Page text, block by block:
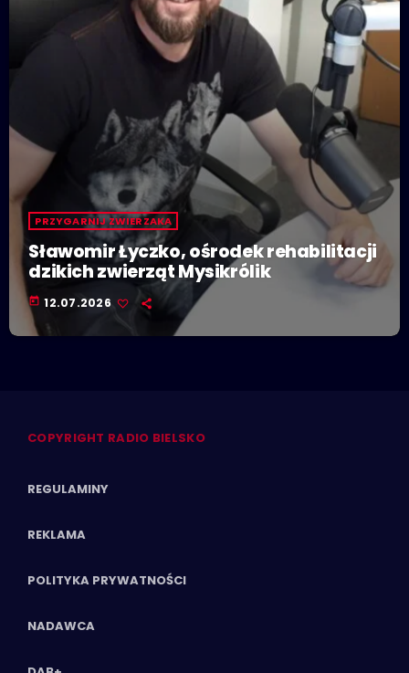
PRZYGARNIJ ZWIERZAKA
Sławomir Łyczko, ośrodek rehabilitacji
dzikich zwierząt Mysikrólik
today 12.07.2026
COPYRIGHT RADIO BIELSKO
REGULAMINY
REKLAMA
POLITYKA PRYWATNOŚCI
NADAWCA